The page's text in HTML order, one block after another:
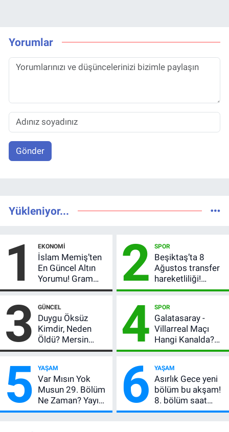
Yorumlar
Gönder
Yükleniyor...
1 EKONOMI
İslam Memiş’ten
En Güncel Altın
Yorumu! Gram
Altın İçin 6.350 TL
Beklentisi
Değişmedi
2 SPOR
Beşiktaş’ta 8
Ağustos transfer
hareketliliği!
Yönetim 5 bölge
bastı
3 GÜNCEL
Duygu Öksüz
Kimdir, Neden
Öldü? Mersin
Basınının Acı
4 SPOR
Galatasaray -
Villarreal Maçı
Hangi Kanalda?
Hazırlık Maçı Ne
Kaçta, Nereden
İzlenir?
5 YAŞAM
Var Mısın Yok
Musun 29. Bölüm
Ne Zaman? Yayın
Günü Değişti, Yeni
6 YAŞAM
Asırlık Gece yeni
bölüm bu akşam!
8. bölüm saat
kaçta, TRT 1 canlı